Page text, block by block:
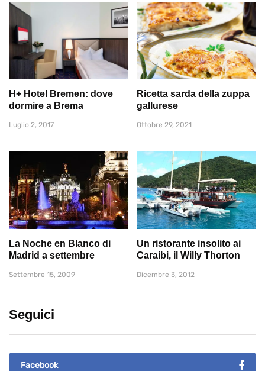
H+ Hotel Bremen: dove
dormire a Brema
Luglio 2, 2017
Ricetta sarda della zuppa
gallurese
Ottobre 29, 2021
La Noche en Blanco di
Madrid a settembre
Settembre 15, 2009
Un ristorante insolito ai
Caraibi, il Willy Thorton
Dicembre 3, 2012
Seguici
Facebook